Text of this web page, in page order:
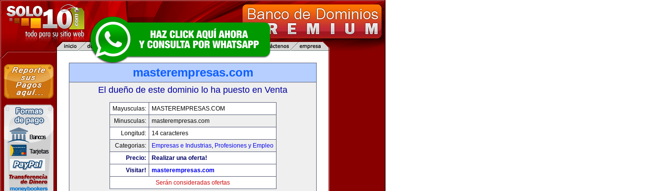
masterempresas.com
El dueño de este dominio lo ha puesto en Venta
Mayusculas:
MASTEREMPRESAS.COM
Minusculas:
masterempresas.com
Longitud:
14 caracteres
Categorias:
Empresas e Industrias, Profesiones y Empleo
Precio:
Realizar una oferta!
Visitar!
masterempresas.com
Serán consideradas ofertas